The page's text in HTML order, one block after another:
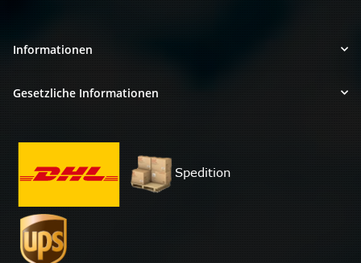
Informationen
Gesetzliche Informationen